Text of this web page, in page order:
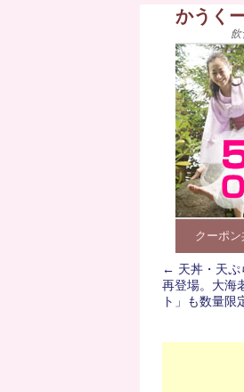
かうく
クーポン
← 天丼・天ぷ
再登場。大海
ト」も数量限